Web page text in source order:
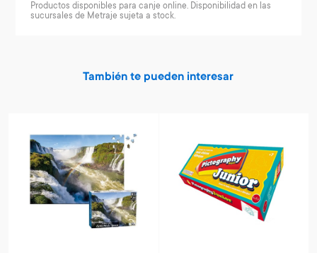
Productos disponibles para canje online. Disponibilidad en las
sucursales de Metraje sujeta a stock.
También te pueden interesar